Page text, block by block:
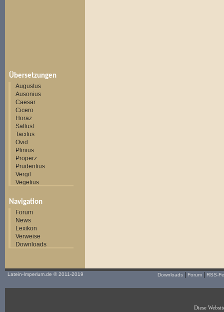
Übersetzungen
Augustus
Ausonius
Caesar
Cicero
Horaz
Sallust
Tacitus
Ovid
Plinius
Properz
Prudentius
Vergil
Vegetius
Navigation
Forum
News
Lexikon
Verweise
Downloads
Latein-Imperium.de © 2011-2019 Downloads Forum RSS-
Diese